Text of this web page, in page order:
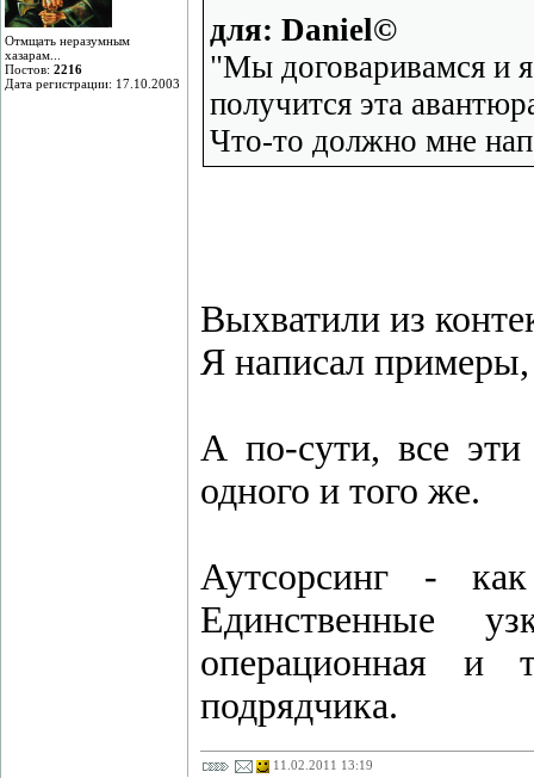
Отмщать неразумным
хазарам...
Постов: 2216
Дата регистрации: 17.10.2003
для: Daniel©
"Мы договаривамся и
получится эта
Что-то должно мне
Выхватили из
Я написал примеры,
А по-сути, все эти
одного и того же.
Аутсорсинг -
Единственные
операционная и
подрядчика.
11.02.2011 13:19